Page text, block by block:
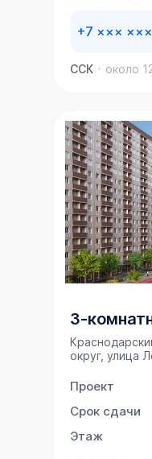
+7 ×××
ССК около
3-
округ, улица
Проект
Срок сдачи
Этаж